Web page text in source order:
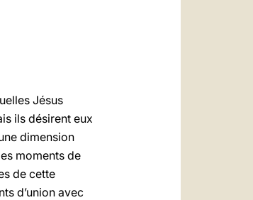
Jésus
ils désirent eux
dimension
moments de
de cette
d’union avec